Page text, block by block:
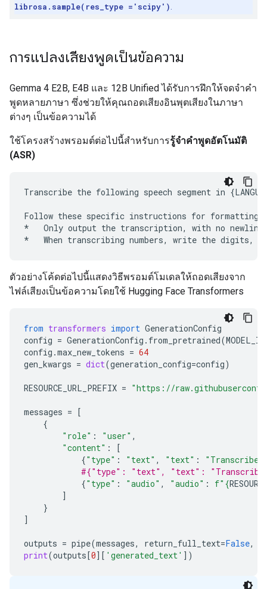
librosa.sample(res_type ='scipy')
การแปลงเสียงพูดเป็นข้อความ
Gemma 4 E2B, E4B และ 12B Unified ได้รับการฝึกให้จดจำคำ
พูดหลายภาษา ซึ่งช่วยให้คุณถอดเสียงอินพุตเสียงในภาษา
ต่างๆ เป็นข้อความได้
ใช้โครงสร้างพรอมต์ต่อไปนี้สำหรับการรู้จำคำพูดอัตโนมัติ
(ASR)
Transcribe the following speech segment in
Follow these specific instructions for formatting
*   Only output the transcription, with no
ตัวอย่างโค้ดต่อไปนี้แสดงวิธีพรอมต์โมเดลให้ถอดเสียงจาก
ไฟล์เสียงเป็นข้อความโดยใช้ Hugging Face Transformers
from transformers import GenerationConfig
config = GenerationConfig . from_pretrained(MODEL_ID
config .max_new_tokens = 64
gen_kwargs = dict(generation_config=config)
RESOURCE_URL_PREFIX = "https://
messages = [
{
"role" : "user" ,
"content" :
[
{"type" : "text" , "text" :
"Transcribe
#{"type": "text", "text": "Transcribe
{"type" : "audio" , "audio" : f" {
]
}
]
outputs = pipe(messages, return_full_text=False,
print(outputs[0][ 'generated_text' ])